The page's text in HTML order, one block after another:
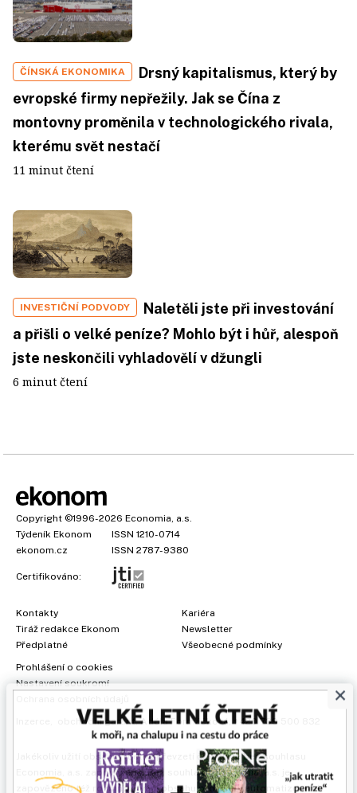
ČÍNSKÁ EKONOMIKA
Drsný kapitalismus, který by
evropské firmy nepřežily. Jak se Čína z
montovny proměnila v technologického rivala,
kterému svět nestačí
11 minut čtení
INVESTIČNÍ PODVODY
Naletěli jste při investování
a přišli o velké peníze? Mohlo být i hůř, alespoň
jste neskončili vyhladovělí v džungli
6 minut čtení
Copyright ©1996-2026 Economia, a.s.
Týdeník Ekonom
ISSN 1210-0714
ekonom.cz
ISSN 2787-9380
Certifikováno:
Kontakty
Tiráž redakce Ekonom
Předplatné
Kariéra
Newsletter
Všeobecné podmínky
Prohlášení o cookies
Nastavení soukromí
, obchodní garant:Adéla Formáčková ,+420 739 500 832
Jakékoliv užití obsahu, včetně převzetí článků, je bez souhlasu
Economia, a.s. zapovězeno. Bez souhlasu Economia, a.s. je
zapovězeno též rozmnožování obsahu pro účely automatizované
×